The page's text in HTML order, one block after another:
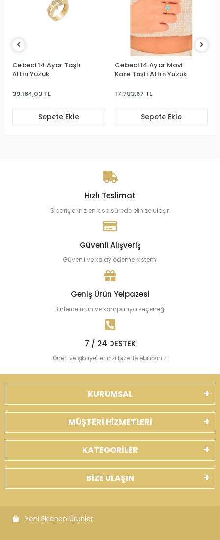
14 Ayar Taşlı
Yüzük
TL
Sepete Ekle
Cebeci 14 Ayar Mavi
Kare Taşlı Altın Yüzük
17.783,67 TL
Sepete Ekle
Hızlı Teslimat
Siparişleriniz en kısa sürede elinize ulaşır.
Güvenli Alışveriş
Güvenli ve kolay ödeme sistemi
Geniş Ürün Yelpazesi
Binlerce ürün ve kampanya seçeneği
7 / 24 DESTEK
Öneri ve şikayetlerinizi bize iletebilirsiniz.
KURUMSAL
MÜŞTERİ HİZMETLERİ
KATEGORİLER
BİZE ULAŞIN
Yeni Eklenen Ürünler